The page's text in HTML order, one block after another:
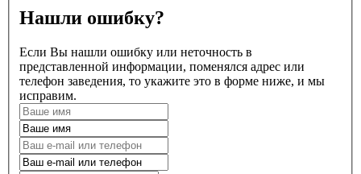
Нашли ошибку?
Если Вы нашли ошибку или неточность в
представленной информации, поменялся адрес или
телефон заведения, то укажите это в форме ниже, и мы
исправим.